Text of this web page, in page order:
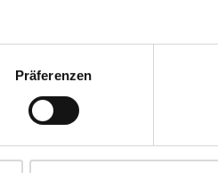
Präferenzen
sowie -erzeuger zu
digitalen Vernetzung und
Tochter der SMA Solar